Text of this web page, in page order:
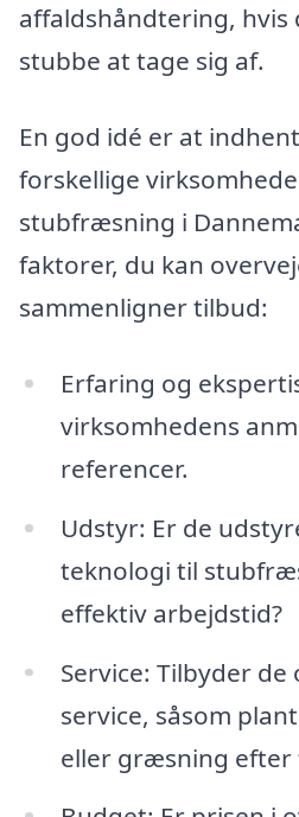
affaldshåndtering, hvis
stubbe at tage sig af.
En god idé er at
forskellige
stubfræsning i
faktorer, du kan
sammenligner tilbud:
Erfaring og
virksomhedens
referencer.
Udstyr: Er de
teknologi til
effektiv arbejdstid?
Service: Tilbyder
service, såsom
eller græsning